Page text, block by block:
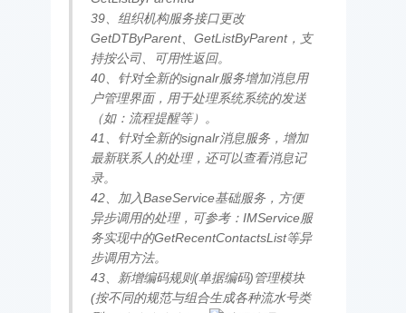
39、组织机构服务接口更改
GetDTByParent、GetListByParent，支
持按公司、可用性返回。
40、针对全新的signalr服务增加消息用
户管理界面，用于处理系统系统的发送
（如：流程提醒等）。
41、针对全新的signalr消息服务，增加
最新联系人的处理，还可以查看消息记
录。
42、加入BaseService基础服务，方便
异步调用的处理，可参考：IMService服
务实现中的GetRecentContactsList等异
步调用方法。
43、新增编码规则(单据编码)管理模块
(按不同的规范与组合生成各种流水号类